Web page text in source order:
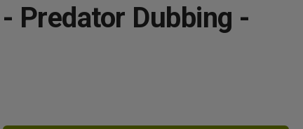
Predator Dubbing -